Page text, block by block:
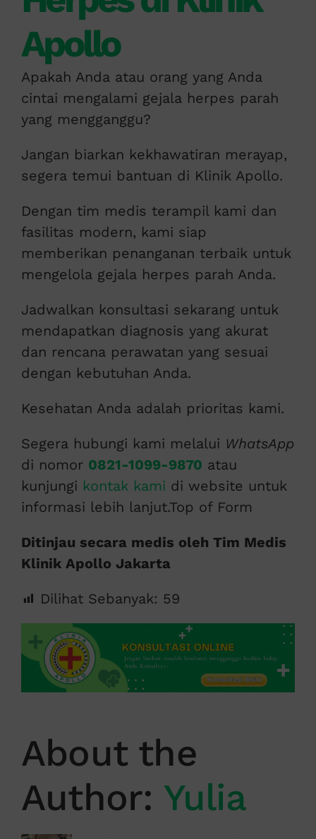
Apollo
Apakah Anda atau orang yang Anda
cintai mengalami gejala herpes parah
yang mengganggu?
Jangan biarkan kekhawatiran merayap,
segera temui bantuan di Klinik Apollo.
Dengan tim medis terampil kami dan
fasilitas modern, kami siap
memberikan penanganan terbaik untuk
mengelola gejala herpes parah Anda.
Jadwalkan konsultasi sekarang untuk
mendapatkan diagnosis yang akurat
dan rencana perawatan yang sesuai
dengan kebutuhan Anda.
Kesehatan Anda adalah prioritas kami.
Segera hubungi kami melalui WhatsApp
di nomor 0821-1099-9870 atau
kunjungi kontak kami di website untuk
informasi lebih lanjut.Top of Form
Ditinjau secara medis oleh Tim Medis
Klinik Apollo Jakarta
Dilihat Sebanyak: 59
About the
Author: Yulia